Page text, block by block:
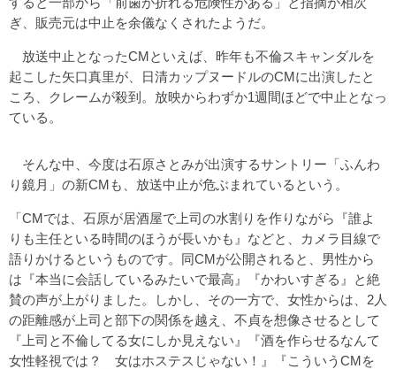
ぎ、販売元は中止を余儀なくされたようだ。
放送中止となったCMといえば、昨年も不倫スキャンダルを
起こした矢口真里が、日清カップヌードルのCMに出演したと
ころ、クレームが殺到。放映からわずか1週間ほどで中止となっ
ている。
そんな中、今度は石原さとみが出演するサントリー「ふんわ
り鏡月」の新CMも、放送中止が危ぶまれているという。
「CMでは、石原が居酒屋で上司の水割りを作りながら『誰よ
りも主任といる時間のほうが長いかも』などと、カメラ目線で
語りかけるというものです。同CMが公開されると、男性から
は『本当に会話しているみたいで最高』『かわいすぎる』と絶
賛の声が上がりました。しかし、その一方で、女性からは、2人
の距離感が上司と部下の関係を越え、不貞を想像させるとして
『上司と不倫してる女にしか見えない』『酒を作らせるなんて
女性軽視では？ 女はホステスじゃない！』『こういうCMを